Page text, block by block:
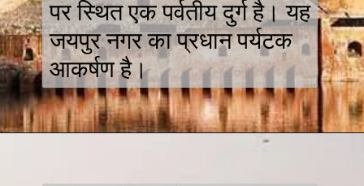
पर स्थित एक पर्वतीय दुर्ग है। यह
जयपुर नगर का प्रधान पर्यटक
आकर्षण है।